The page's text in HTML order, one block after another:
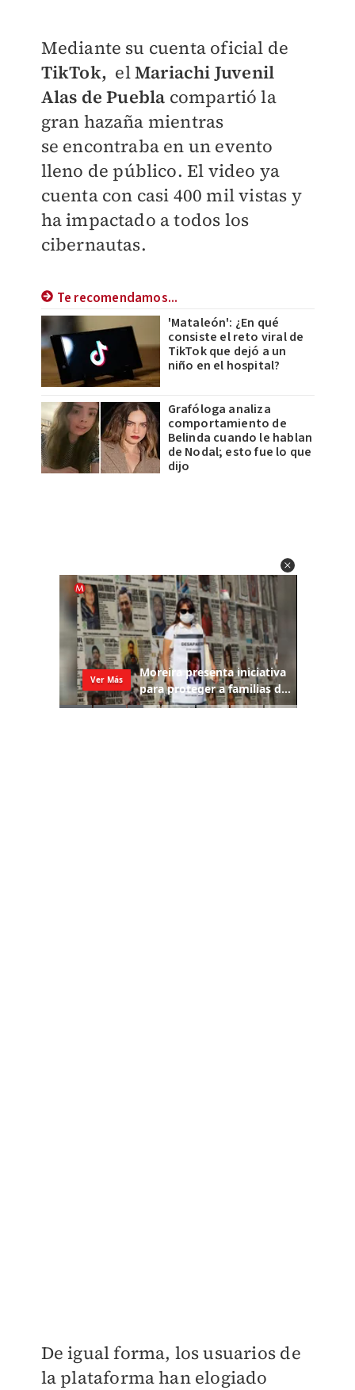
Mediante su cuenta oficial de
TikTok, elMariachi Juvenil
Alas de Puebla compartió la
gran hazaña mientras
se encontraba en un evento
lleno de público. El video ya
cuenta con casi 400 mil vistas y
ha impactado a todos los
cibernautas.
Te recomendamos...
'Mataleón': ¿En qué
consiste el reto viral de
TikTok que dejó a un
niño en el hospital?
Grafóloga analiza
comportamiento de
Belinda cuando le hablan
de Nodal; esto fue lo que
dijo
​De igual forma, los usuarios de
la plataforma han elogiado